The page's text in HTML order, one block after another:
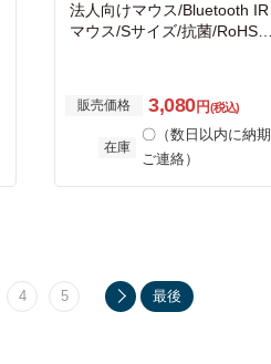
法人向けマウス/Bluetooth IR
マウス/Sサイズ/抗菌/RoHS指
販売価格 3,080円(税込)
在庫
〇（数日以内に納期
ご連絡）
4 5 最後